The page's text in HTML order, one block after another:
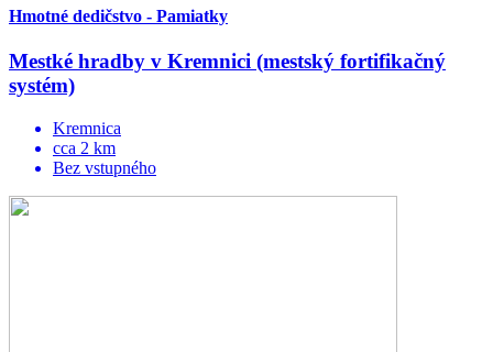
Hmotné dedičstvo - Pamiatky
Mestké hradby v Kremnici (mestský fortifikačný
systém)
Kremnica
cca 2 km
Bez vstupného